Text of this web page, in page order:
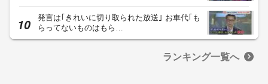
発言は｢きれいに切り取られた放送｣ お車代｢も
らってないものはもら…
ランキング一覧へ